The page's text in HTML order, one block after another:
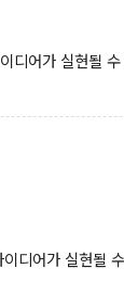
디어가 실현될
디어가 실현될